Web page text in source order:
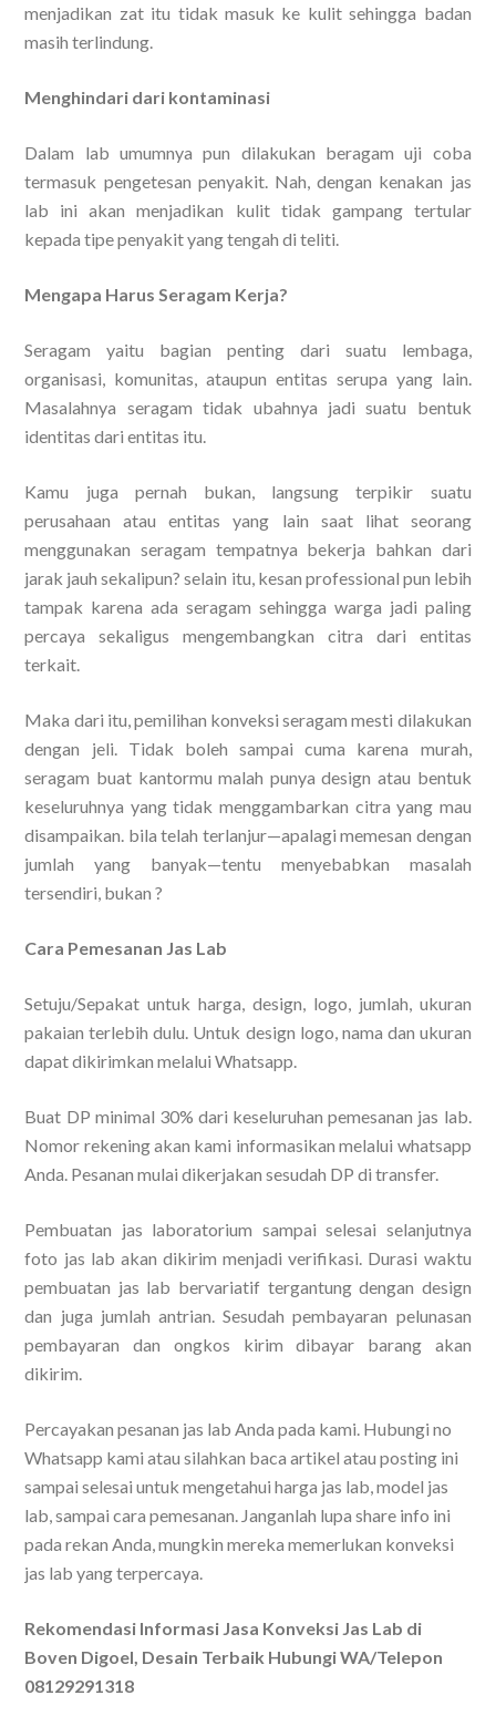
menjadikan zat itu tidak masuk ke kulit sehingga badan
masih terlindung.
Menghindari dari kontaminasi
Dalam lab umumnya pun dilakukan beragam uji coba
termasuk pengetesan penyakit. Nah, dengan kenakan jas
lab ini akan menjadikan kulit tidak gampang tertular
kepada tipe penyakit yang tengah di teliti.
Mengapa Harus Seragam Kerja?
Seragam yaitu bagian penting dari suatu lembaga,
organisasi, komunitas, ataupun entitas serupa yang lain.
Masalahnya seragam tidak ubahnya jadi suatu bentuk
identitas dari entitas itu.
Kamu juga pernah bukan, langsung terpikir suatu
perusahaan atau entitas yang lain saat lihat seorang
menggunakan seragam tempatnya bekerja bahkan dari
jarak jauh sekalipun? selain itu, kesan professional pun lebih
tampak karena ada seragam sehingga warga jadi paling
percaya sekaligus mengembangkan citra dari entitas
terkait.
Maka dari itu, pemilihan konveksi seragam mesti dilakukan
dengan jeli. Tidak boleh sampai cuma karena murah,
seragam buat kantormu malah punya design atau bentuk
keseluruhnya yang tidak menggambarkan citra yang mau
disampaikan. bila telah terlanjur—apalagi memesan dengan
jumlah yang banyak—tentu menyebabkan masalah
tersendiri, bukan ?
Cara Pemesanan Jas Lab
Setuju/Sepakat untuk harga, design, logo, jumlah, ukuran
pakaian terlebih dulu. Untuk design logo, nama dan ukuran
dapat dikirimkan melalui Whatsapp.
Buat DP minimal 30% dari keseluruhan pemesanan jas lab.
Nomor rekening akan kami informasikan melalui whatsapp
Anda. Pesanan mulai dikerjakan sesudah DP di transfer.
Pembuatan jas laboratorium sampai selesai selanjutnya
foto jas lab akan dikirim menjadi verifikasi. Durasi waktu
pembuatan jas lab bervariatif tergantung dengan design
dan juga jumlah antrian. Sesudah pembayaran pelunasan
pembayaran dan ongkos kirim dibayar barang akan
dikirim.
Percayakan pesanan jas lab Anda pada kami. Hubungi no
Whatsapp kami atau silahkan baca artikel atau posting ini
sampai selesai untuk mengetahui harga jas lab, model jas
lab, sampai cara pemesanan. Janganlah lupa share info ini
pada rekan Anda, mungkin mereka memerlukan konveksi
jas lab yang terpercaya.
Rekomendasi Informasi Jasa Konveksi Jas Lab di
Boven Digoel, Desain Terbaik Hubungi WA/Telepon
08129291318